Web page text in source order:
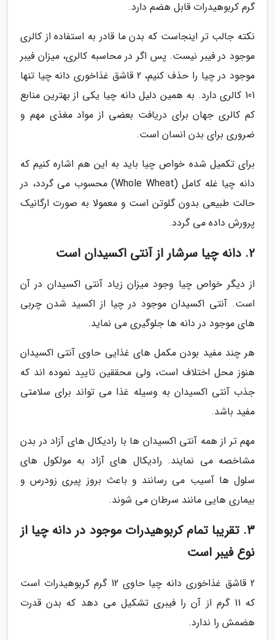
گرم کربوهیدرات قابل هضم دارد.
نکته جالب تر اینجاست که بدن ما قادر به استفاده از کالری
موجود در فیبر نیست. پس اگر در محاسبه کالری، میزان فیبر
موجود در چیا را حذف کنیم، 2 قاشق غذاخوری دانه چیا تنها
101 کالری دارد. به همین دلیل دانه چیا یکی از بهترین منابع
کم کالری جهان برای دریافت بعضی از مواد مغذی مهم و
ضروری برای بدن انسان است.
برای تکمیل شده خواص چیا باید به این هم اشاره کنیم که
دانه چیا غله کامل (Whole Wheat) محسوب می گردد، در
حالت طبیعی بدون گلوتن است و معمولا به صورت ارگانیک
پرورش داده می گردد.
2. دانه چیا سرشار از آنتی اکسیدان است
از دیگر خواص چیا وجود میزان زیاد آنتی اکسیدان در آن
است. آنتی اکسیدان موجود در چیا از اکسید شدن چربی
های موجود در دانه ها جلوگیری می نماید.
هر چند مفید بودن مکمل های غذایی حاوی آنتی اکسیدان
هنوز محل اختلاف است، ولی محققین تایید نموده اند که
جذب آنتی اکسیدان به وسیله غذا می تواند برای سلامتی
مفید باشد.
مهم تر از همه آنتی اکسیدان ها با رادیکال های آزاد در بدن
مشاخصه می نمایند. رادیکال های آزاد به مولکول های
سلول ها آسیب می رسانند و باعث بروز پیری زودرس و
بیماری هایی مانند سرطان می شوند.
3. تقریبا تمام کربوهیدرات موجود در دانه چیا از
نوع فیبر است
2 قاشق غذاخوری دانه چیا حاوی 12 گرم کربوهیدرات است
که 11 گرم از آن را فیبری تشکیل می دهد که بدن قدرت
هضمش را ندارد.